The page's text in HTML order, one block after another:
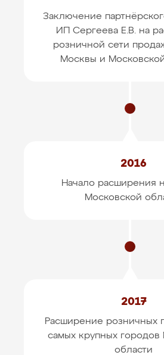
Заключение
ИП Сергеева Е.В. на
розничной сети
Москвы и
2016
Начало расширения
Московской
2017
Расширение розничных
самых крупных городов
области